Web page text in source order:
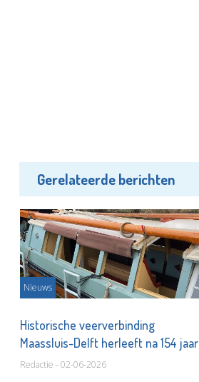
Gerelateerde berichten
Nieuws
Historische veerverbinding
Maassluis-Delft herleeft na 154 jaar
Redactie - 02-06-2026